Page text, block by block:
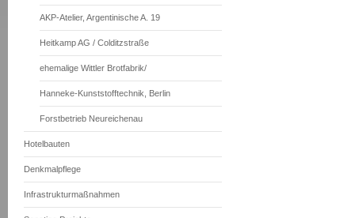
AKP-Atelier, Argentinische A. 19
Heitkamp AG / Colditzstraße
ehemalige Wittler Brotfabrik/
Hanneke-Kunststofftechnik, Berlin
Forstbetrieb Neureichenau
Hotelbauten
Denkmalpflege
Infrastrukturmaßnahmen